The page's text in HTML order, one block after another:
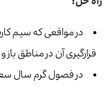
در مواقعی که سیم
قرارگیری آن در مناطق
در فصول گرم سال سعی